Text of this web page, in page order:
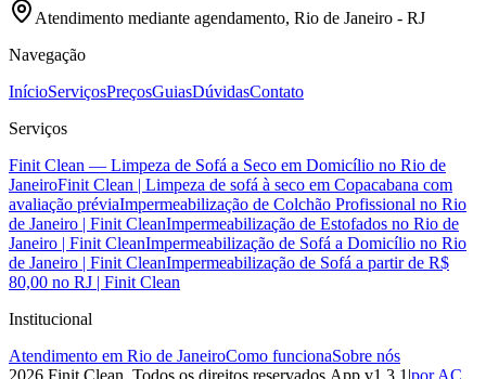
Atendimento mediante agendamento, Rio de Janeiro - RJ
Navegação
InícioServiçosPreçosGuiasDúvidasContato
Serviços
Finit Clean — Limpeza de Sofá a Seco em Domicílio no Rio de
JaneiroFinit Clean | Limpeza de sofá à seco em Copacabana com
avaliação préviaImpermeabilização de Colchão Profissional no Rio
de Janeiro | Finit CleanImpermeabilização de Estofados no Rio de
Janeiro | Finit CleanImpermeabilização de Sofá a Domicílio no Rio
de Janeiro | Finit CleanImpermeabilização de Sofá a partir de R$
80,00 no RJ | Finit Clean
Institucional
Atendimento em Rio de JaneiroComo funcionaSobre nós